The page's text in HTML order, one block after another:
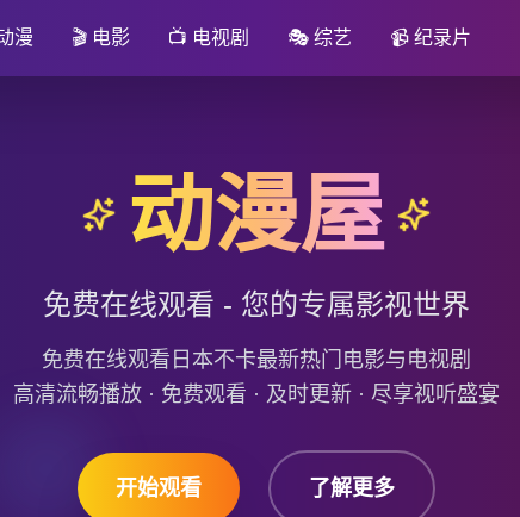
漫 🎬 电影 📺 电视剧 🎭 综艺 📹 纪录片
动漫屋
免费在线观看 - 您的专属影视世界
免费在线观看日本不卡最新热门电影与电视剧
高清流畅播放 · 免费观看 · 及时更新 · 尽享视听盛宴
开始观看 了解更多